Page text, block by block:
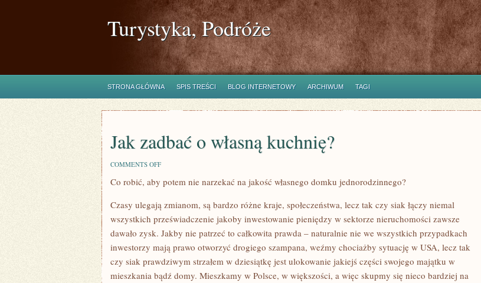
Turystyka, Podróże
STRONA GŁÓWNA SPIS TREŚCI BLOG INTERNETOWY ARCHIWUM TAGI
Jak zadbać o własną kuchnię?
COMMENTS OFFON
ZADBAĆ
KUCHNIĘ?
Co robić, aby potem nie narzekać na jakość własnego domku jednorodzinnego?
Czasy ulegają zmianom, są bardzo różne kraje, społeczeństwa, lecz tak czy siak łączy niemal
wszystkich przeświadczenie jakoby inwestowanie pieniędzy w sektorze nieruchomości zawsze
dawało zysk. Jakby nie patrzeć to całkowita prawda – naturalnie nie we wszystkich przypadkach
inwestorzy mają prawo otworzyć drogiego szampana, weźmy chociażby sytuację w USA, lecz tak
czy siak prawdziwym strzałem w dziesiątkę jest ulokowanie jakiejś części swojego majątku w
mieszkania bądź domy. Mieszkamy w Polsce, w większości, a więc skupmy się nieco bardziej na